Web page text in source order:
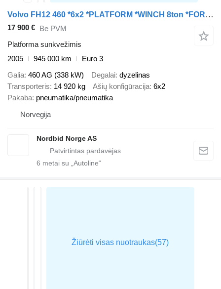
Volvo FH12 460 *6x2 *PLATFORM *WINCH 8ton *FOR AGRO MACHINES
17 900 € Be PVM
Platforma sunkvežimis
2005
945 000 km
Euro 3
Galia 460 AG (338 kW) Degalai dyzelinas
Transporteris 14 920 kg Ašių konfigūracija 6x2
Pakaba pneumatika/pneumatika
Norvegija
Nordbid Norge AS
6 metai su „Autoline“